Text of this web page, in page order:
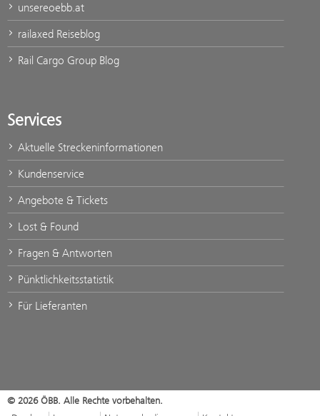
unsereoebb.at
railaxed Reiseblog
Rail Cargo Group Blog
Services
Aktuelle Streckeninformationen
Kundenservice
Angebote & Tickets
Lost & Found
Fragen & Antworten
Pünktlichkeitsstatistik
Für Lieferanten
© 2026 ÖBB. Alle Rechte vorbehalten.